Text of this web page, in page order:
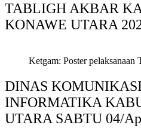
TABLIGH AKBAR
KONAWE UTARA
Ketgam: Poster
DINAS
INFORMATIKA
UTARA SABTU 04/